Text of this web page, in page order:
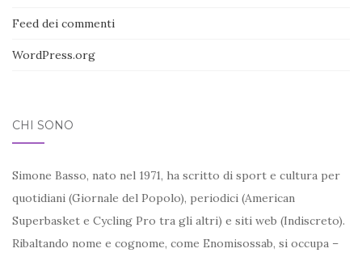
Feed dei commenti
WordPress.org
CHI SONO
Simone Basso, nato nel 1971, ha scritto di sport e cultura per
quotidiani (Giornale del Popolo), periodici (American
Superbasket e Cycling Pro tra gli altri) e siti web (Indiscreto).
Ribaltando nome e cognome, come Enomisossab, si occupa –